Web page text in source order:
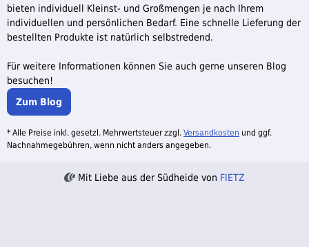
bieten individuell Kleinst- und Großmengen je nach Ihrem
individuellen und persönlichen Bedarf. Eine schnelle Lieferung der
bestellten Produkte ist natürlich selbstredend.
Für weitere Informationen können Sie auch gerne unseren Blog
besuchen!
Zum Blog
* Alle Preise inkl. gesetzl. Mehrwertsteuer zzgl. Versandkosten und ggf.
Nachnahmegebühren, wenn nicht anders angegeben.
Mit Liebe aus der Südheide von FIETZ